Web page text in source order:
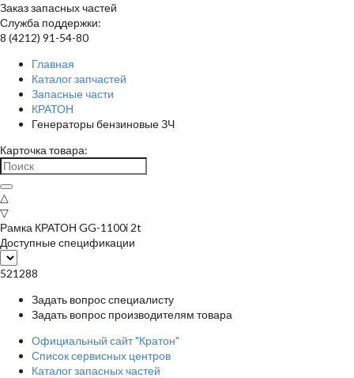
Заказ запасных частей
Служба поддержки:
8 (4212) 91-54-80
Главная
Каталог запчастей
Запасные части
КРАТОН
Генераторы бензиновые ЗЧ
Карточка товара:
△
▽
Рамка КРАТОН GG-1100i 2t
Доступные спецификации
521288
Задать вопрос специалисту
Задать вопрос производителям товара
Официальный сайт "Кратон"
Список сервисных центров
Каталог запасных частей